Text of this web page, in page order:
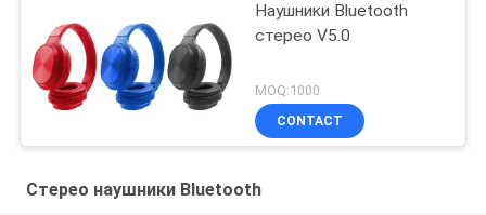
Наушники Bluetooth
стерео V5.0
MOQ:1000
CONTACT
Стерео наушники Bluetooth